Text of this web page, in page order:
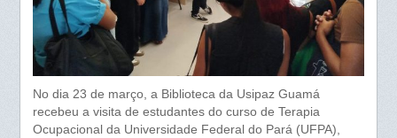
No dia 23 de março, a Biblioteca da Usipaz Guamá
recebeu a visita de estudantes do curso de Terapia
Ocupacional da Universidade Federal do Pará (UFPA),